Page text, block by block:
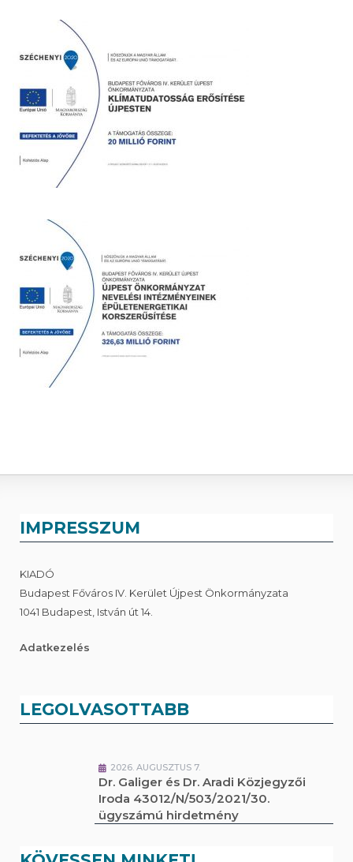
IMPRESSZUM
KIADÓ
Budapest Főváros IV. Kerület Újpest Önkormányzata
1041 Budapest, István út 14.
Adatkezelés
LEGOLVASOTTABB
2026. AUGUSZTUS 7.
Dr. Galiger és Dr. Aradi Közjegyzői
Iroda 43012/N/503/2021/30.
ügyszámú hirdetmény